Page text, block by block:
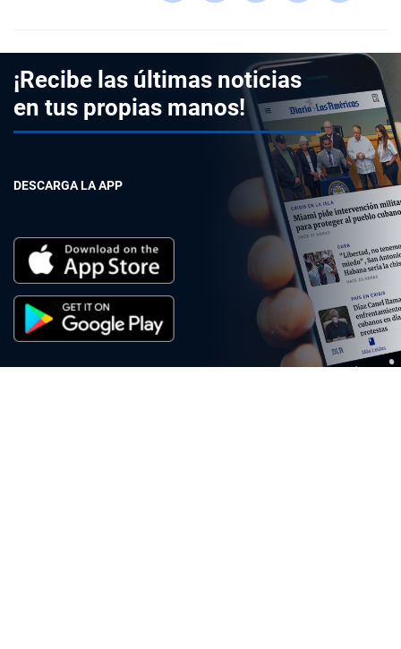
¡Recibe las últimas noticias
en tus propias manos!
DESCARGA LA APP